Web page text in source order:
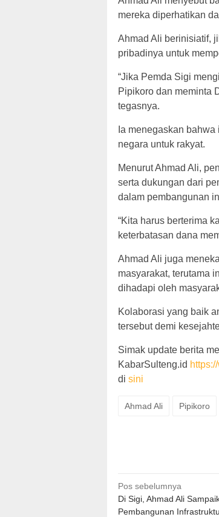
mereka diperhatikan
Ahmad Ali berinisiatif,
pribadinya untuk
“Jika Pemda Sigi
Pipikoro dan meminta
tegasnya.
Ia menegaskan
negara untuk rakyat.
Menurut Ahmad Ali,
serta dukungan dari
dalam pembangunan
“Kita harus berterima
keterbatasan dana
Ahmad Ali juga
masyarakat, terutama
dihadapi oleh
Kolaborasi yang baik
tersebut demi
Simak update berita
KabarSulteng.id
di sini
Ahmad Ali Pipikoro
Navigasi
pos
Pos sebelumnya
Di Sigi, Ahmad Ali
Pembangunan